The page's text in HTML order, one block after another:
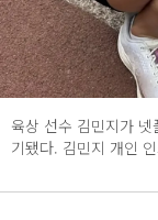
육상 선수 김민지가 넷
기됐다. 김민지 개인